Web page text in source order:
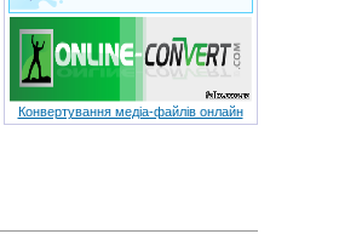
Конвертування медіа-файлів онлайн